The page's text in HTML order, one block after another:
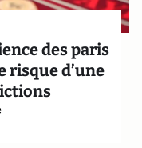
des paris
risque d’une